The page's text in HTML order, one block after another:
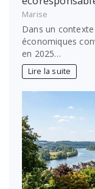
Marise
Dans un
économiques
en 2025…
Lire la suite